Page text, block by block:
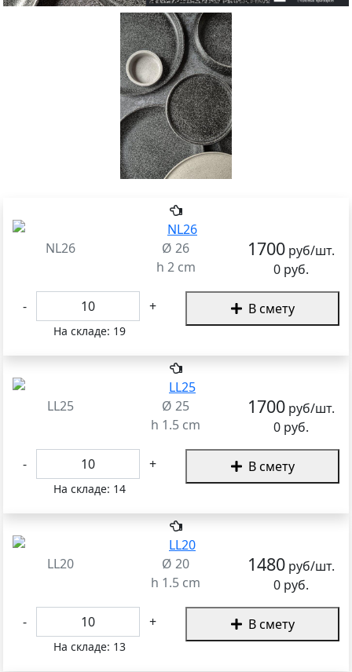
NL26
Ø 26
h 2 cm
1700 руб/шт.
0 руб.
- +
На складе: 19
В смету
LL25
Ø 25
h 1.5 cm
1700 руб/шт.
0 руб.
- +
На складе: 14
В смету
LL20
Ø 20
h 1.5 cm
1480 руб/шт.
0 руб.
- +
На складе: 13
В смету